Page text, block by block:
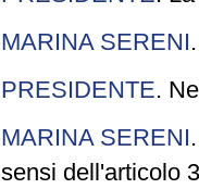
MARINA SERENI
PRESIDENTE.
MARINA SERENI
sensi dell'articolo